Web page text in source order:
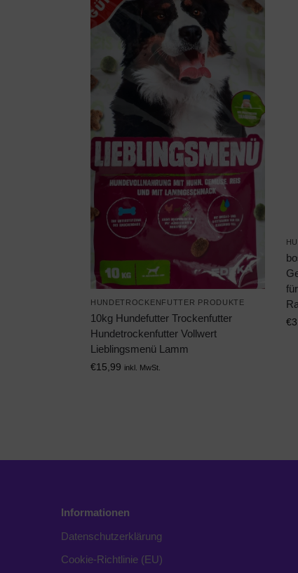
HUNDETROCKENFUTTER PRODUKTE
10kg Hundefutter Trockenfutter
Hundetrockenfutter Vollwert
Lieblingsmenü Lamm
€15,99 inkl. MwSt.
€
Informationen
Datenschutzerklärung
Cookie-Richtlinie (EU)